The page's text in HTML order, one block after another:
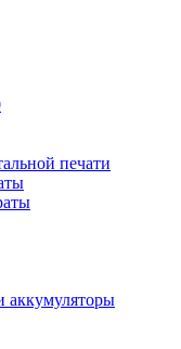
печати
аккумуляторы